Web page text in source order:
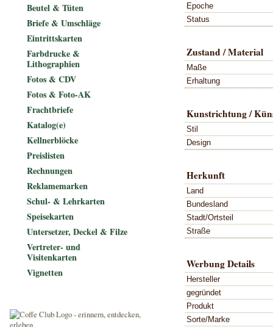
Epoche
Status
Zustand / Material
Maße
Erhaltung
Kunstrichtung /
Stil
Design
Herkunft
Land
Bundesland
Stadt/Ortsteil
Straße
Werbung Details
Hersteller
gegründet
Produkt
Sorte/Marke
Beutel & Tüten
Briefe & Umschläge
Eintrittskarten
Farbdrucke &
Lithographien
Fotos & CDV
Fotos & Foto-AK
Frachtbriefe
Katalog(e)
Kellnerblöcke
Preislisten
Rechnungen
Reklamemarken
Schul- & Lehrkarten
Speisekarten
Untersetzer, Deckel & Filze
Vertreter- und
Visitenkarten
Vignetten